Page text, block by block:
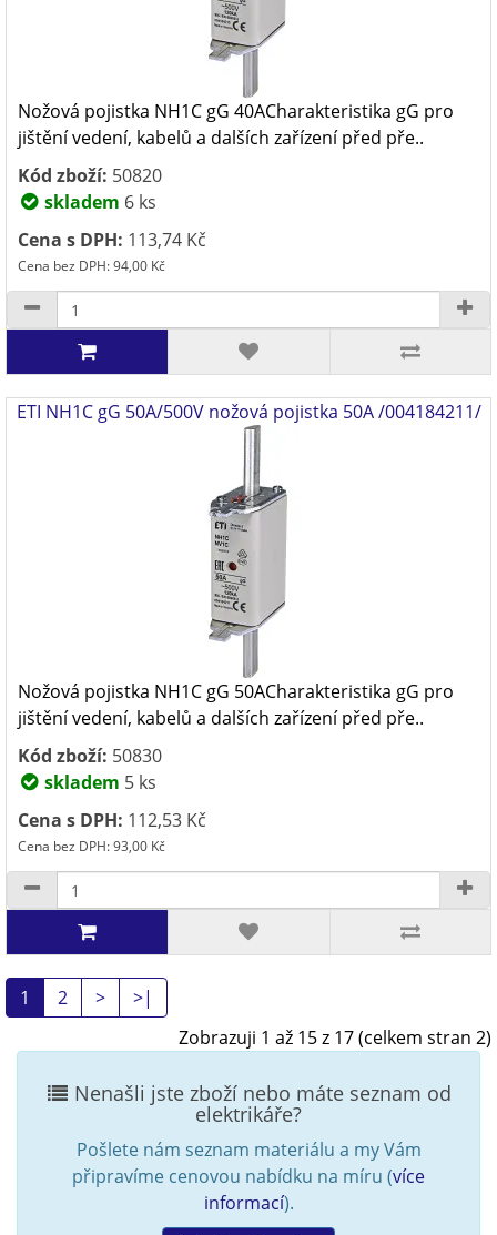
Nožová pojistka NH1C gG 40ACharakteristika gG pro
jištění vedení, kabelů a dalších zařízení před pře..
Kód zboží: 50820
skladem 6 ks
Cena s DPH: 113,74 Kč
Cena bez DPH: 94,00 Kč
ETI NH1C gG 50A/500V nožová pojistka 50A /004184211/
Nožová pojistka NH1C gG 50ACharakteristika gG pro
jištění vedení, kabelů a dalších zařízení před pře..
Kód zboží: 50830
skladem 5 ks
Cena s DPH: 112,53 Kč
Cena bez DPH: 93,00 Kč
1 2 >
>|
Zobrazuji 1 až 15 z 17 (celkem stran 2)
Nenašli jste zboží nebo máte seznam od
elektrikáře?
Pošlete nám seznam materiálu a my Vám
připravíme cenovou nabídku na míru (více
informací).